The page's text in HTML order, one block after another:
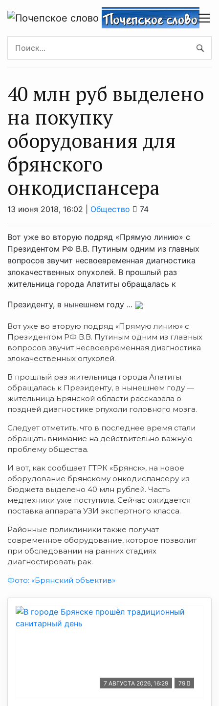
40 млн руб выделено
на покупку
оборудования для
брянского
онкодиспансера
13 июня 2018, 16:02 | Общество 74
Вот уже во вторую подряд «Прямую линию» с
Президентом РФ В.В. Путиным одним из главных
вопросов звучит несвоевременная диагностика
злокачественных опухолей. В прошлый раз
жительница города Апатиты обращалась к
Президенту, в нынешнем году ...
Вот уже во вторую подряд «Прямую линию» с
Президентом РФ В.В. Путиным одним из главных
вопросов звучит несвоевременная диагностика
злокачественных опухолей.
В прошлый раз жительница города Апатиты
обращалась к Президенту, в нынешнем году —
жительница Брянской области рассказала о
поздней диагностике опухоли головного мозга.
Следует отметить, что в последнее время стали
обращать внимание на действительно важную
проблему общества.
И вот, как сообщает ГТРК «Брянск», на новое
оборудование брянскому онкодиспансеру из
бюджета выделено 40 млн рублей. Часть
медтехники уже поступила. Сейчас ожидается
поставка аппарата УЗИ экспертного класса.
Районные поликлиники также получат
современное оборудование, которое позволит
при обследовании на ранних стадиях
диагностировать рак.
Фото: «Брянский объектив»
7 АВГУСТА 2026, 16:29 79